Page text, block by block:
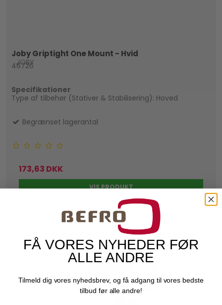
Joby Griptight One Mount - Hvid
JOBY
46726
Specifikationer
Type af tilbehør (Stativer & Stabilisering): Hoved
Begrænset lagerantal
173,63 DKK
VIS PRODUKT
FÅ VORES NYHEDER FØR
ALLE ANDRE
Tilmeld dig vores nyhedsbrev, og få adgang til vores bedste
tilbud før alle andre!